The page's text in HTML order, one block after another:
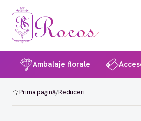
Ambalaje florale
Prima pagină/Reduceri